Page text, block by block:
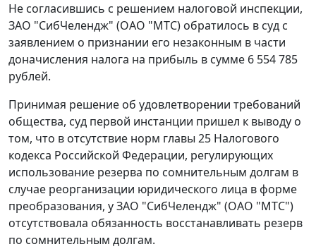
Не согласившись с решением налоговой инспекции,
ЗАО "СибЧелендж" (ОАО "МТС) обратилось в суд с
заявлением о признании его незаконным в части
доначисления налога на прибыль в сумме 6 554 785
рублей.
Принимая решение об удовлетворении требований
общества, суд первой инстанции пришел к выводу о
том, что в отсутствие норм главы 25 Налогового
кодекса Российской Федерации, регулирующих
использование резерва по сомнительным долгам в
случае реорганизации юридического лица в форме
преобразования, у ЗАО "СибЧелендж" (ОАО "МТС")
отсутствовала обязанность восстанавливать резерв
по сомнительным долгам.